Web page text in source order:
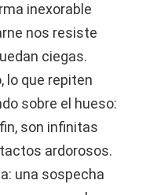
inexorable
nos resiste
ciegas.
lo que repiten
sobre el hueso:
son infinitas
ardorosos.
una sospecha